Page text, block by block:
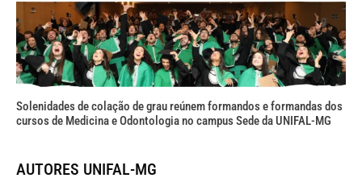
Solenidades de colação de grau reúnem formandos e formandas dos
cursos de Medicina e Odontologia no campus Sede da UNIFAL-MG
AUTORES UNIFAL-MG